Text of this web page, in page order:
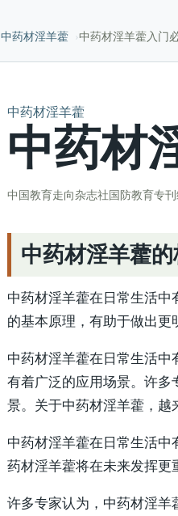
中药材淫羊藿 中药材淫羊藿入门
中药材淫羊藿
中药材
中国教育走向杂志社国防教育专
中药材淫羊藿
中药材淫羊藿在日常生活
的基本原理，有助于做出更
中药材淫羊藿在日常生活
有着广泛的应用场景。许多
景。关于中药材淫羊藿，越
中药材淫羊藿在日常生活
药材淫羊藿将在未来发挥更
许多专家认为，中药材淫羊